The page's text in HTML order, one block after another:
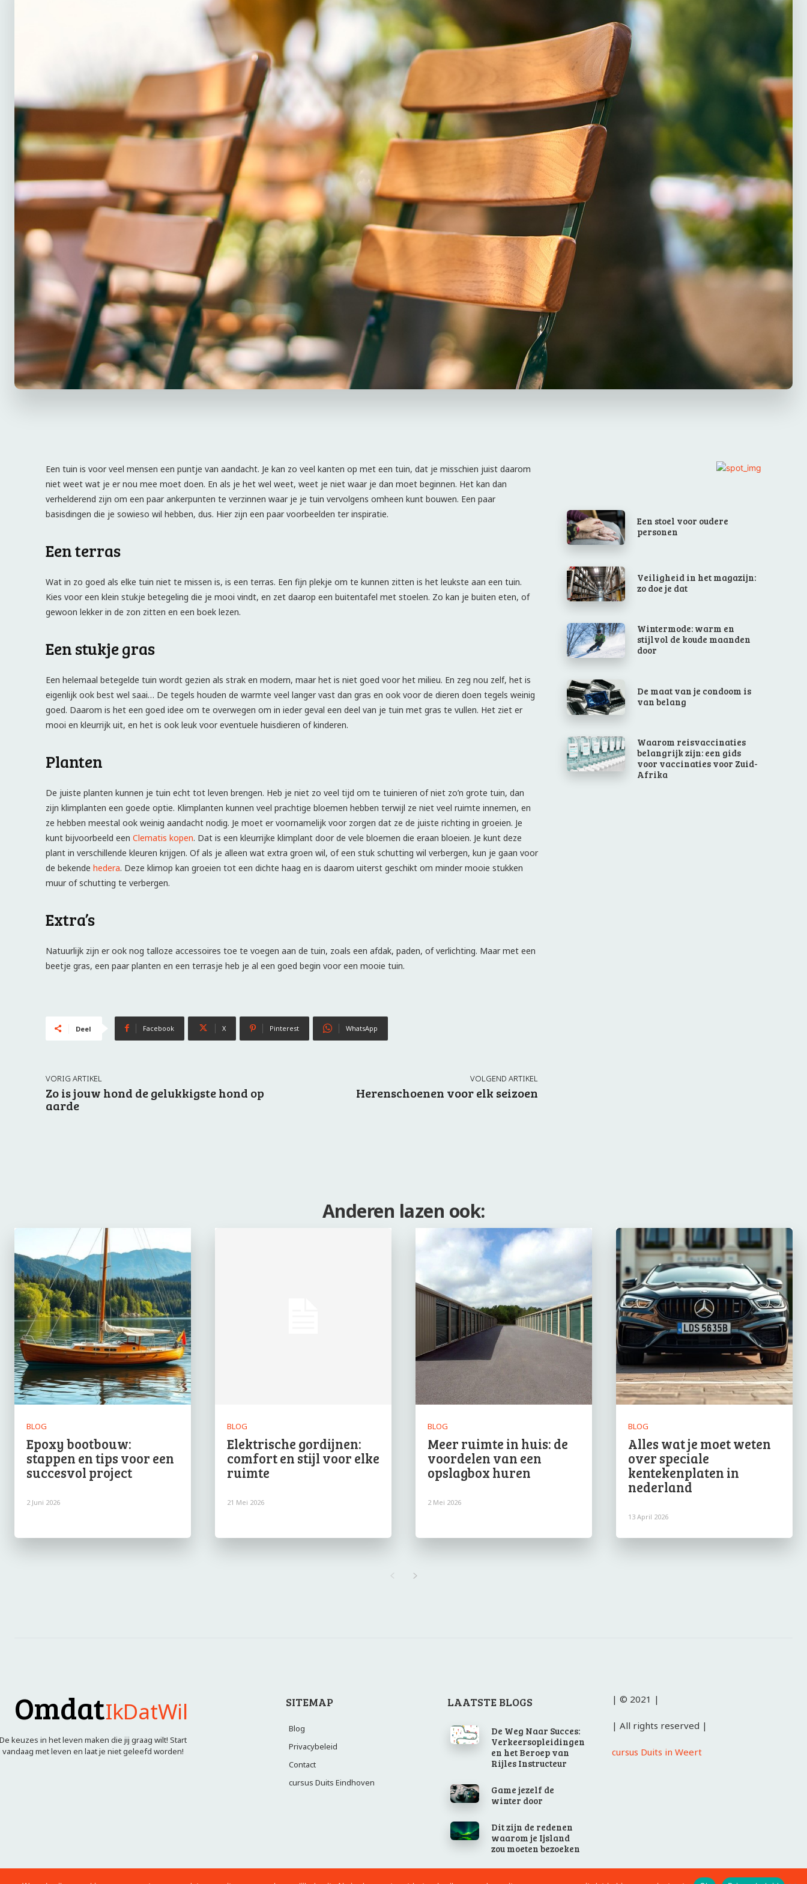
Een tuin is voor veel mensen een puntje van aandacht. Je kan zo veel kanten op met een tuin, dat je misschien juist daarom
niet weet wat je er nou mee moet doen. En als je het wel weet, weet je niet waar je dan moet beginnen. Het kan dan
verhelderend zijn om een paar ankerpunten te verzinnen waar je je tuin vervolgens omheen kunt bouwen. Een paar
basisdingen die je sowieso wil hebben, dus. Hier zijn een paar voorbeelden ter inspiratie.
Een terras
Wat in zo goed als elke tuin niet te missen is, is een terras. Een fijn plekje om te kunnen zitten is het leukste aan een tuin.
Kies voor een klein stukje betegeling die je mooi vindt, en zet daarop een buitentafel met stoelen. Zo kan je buiten eten, of
gewoon lekker in de zon zitten en een boek lezen.
Een stukje gras
Een helemaal betegelde tuin wordt gezien als strak en modern, maar het is niet goed voor het milieu. En zeg nou zelf, het is
eigenlijk ook best wel saai… De tegels houden de warmte veel langer vast dan gras en ook voor de dieren doen tegels weinig
goed. Daarom is het een goed idee om te overwegen om in ieder geval een deel van je tuin met gras te vullen. Het ziet er
mooi en kleurrijk uit, en het is ook leuk voor eventuele huisdieren of kinderen.
Planten
De juiste planten kunnen je tuin echt tot leven brengen. Heb je niet zo veel tijd om te tuinieren of niet zo’n grote tuin, dan
zijn klimplanten een goede optie. Klimplanten kunnen veel prachtige bloemen hebben terwijl ze niet veel ruimte innemen, en
ze hebben meestal ook weinig aandacht nodig. Je moet er voornamelijk voor zorgen dat ze de juiste richting in groeien. Je
kunt bijvoorbeeld een Clematis kopen. Dat is een kleurrijke klimplant door de vele bloemen die eraan bloeien. Je kunt deze
plant in verschillende kleuren krijgen. Of als je alleen wat extra groen wil, of een stuk schutting wil verbergen, kun je gaan voor
de bekende hedera. Deze klimop kan groeien tot een dichte haag en is daarom uiterst geschikt om minder mooie stukken
muur of schutting te verbergen.
Extra’s
Natuurlijk zijn er ook nog talloze accessoires toe te voegen aan de tuin, zoals een afdak, paden, of verlichting. Maar met een
beetje gras, een paar planten en een terrasje heb je al een goed begin voor een mooie tuin.
Deel Facebook X Pinterest WhatsApp
VORIG ARTIKEL
Zo is jouw hond de gelukkigste hond op
aarde
VOLGEND ARTIKEL
Herenschoenen voor elk seizoen
Een stoel voor oudere
personen
Veiligheid in het magazijn:
zo doe je dat
Wintermode: warm en
stijlvol de koude maanden
door
De maat van je condoom is
van belang
Waarom reisvaccinaties
belangrijk zijn: een gids
voor vaccinaties voor Zuid-
Afrika
Anderen lazen ook:
BLOG
Epoxy bootbouw:
stappen en tips voor een
succesvol project
2 Juni 2026
BLOG
Elektrische gordijnen:
comfort en stijl voor elke
ruimte
21 Mei 2026
BLOG
Meer ruimte in huis: de
voordelen van een
opslagbox huren
2 Mei 2026
BLOG
Alles wat je moet weten
over speciale
kentekenplaten in
nederland
13 April 2026
OmdatIkDatWil
De keuzes in het leven maken die jij graag wilt! Start
vandaag met leven en laat je niet geleefd worden!
SITEMAP
Blog
Privacybeleid
Contact
cursus Duits Eindhoven
LAATSTE BLOGS
De Weg Naar Succes:
Verkeersopleidingen
en het Beroep van
Rijles Instructeur
Game jezelf de
winter door
Dit zijn de redenen
waarom je Ijsland
zou moeten bezoeken
| © 2021 |
| All rights reserved |
cursus Duits in Weert